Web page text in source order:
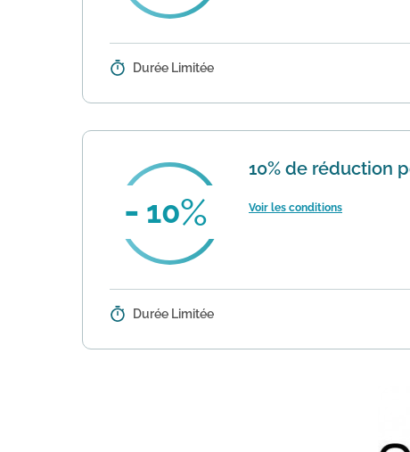
Détails : Bénéficiez de 10% de réduction à
Durée Limitée
10
10% de réduction
Voir les conditions
Détails : Appliquez ce code promotionnel
Durée Limitée